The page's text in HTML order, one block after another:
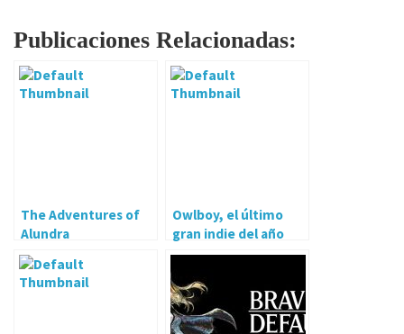
Publicaciones Relacionadas:
The Adventures of
Alundra
Owlboy, el último
gran indie del año